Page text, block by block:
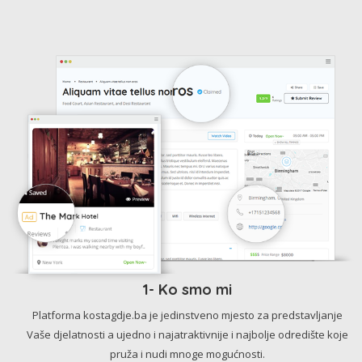
1- Ko smo mi
Platforma kostagdje.ba je jedinstveno mjesto za predstavljanje
Vaše djelatnosti a ujedno i najatraktivnije i najbolje odredište koje
pruža i nudi mnoge mogućnosti.